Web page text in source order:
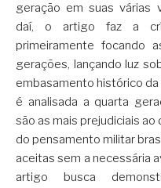
geração em suas várias
daí, o artigo faz a
primeiramente focando
gerações, lançando luz
embasamento histórico da
é analisada a quarta
são as mais prejudiciais ao
do pensamento militar
aceitas sem a necessária
artigo busca